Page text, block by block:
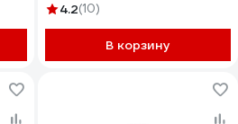
4.2(10)
В корзину